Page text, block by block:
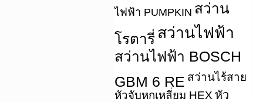
ไฟฟ้า PUMPKIN สว่าน
โรตารี่ สว่านไฟฟ้า
สว่านไฟฟ้า BOSCH
GBM 6 RE สว่านไร้สาย
หัวจับหกเหลี่ยม HEX หัว